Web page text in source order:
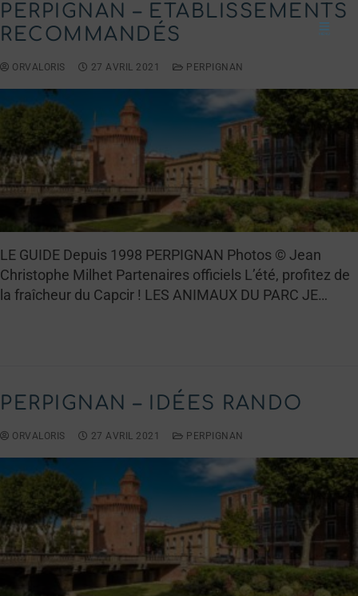
PERPIGNAN – ETABLISSEMENTS
RECOMMANDÉS
ORVALORIS 27 AVRIL 2021 PERPIGNAN
LE GUIDE Depuis 1998 PERPIGNAN Photos © Jean
Christophe Milhet Partenaires officiels L’été, profitez de
la fraîcheur du Capcir ! LES ANIMAUX DU PARC JE…
PERPIGNAN – IDÉES RANDO
ORVALORIS 27 AVRIL 2021 PERPIGNAN